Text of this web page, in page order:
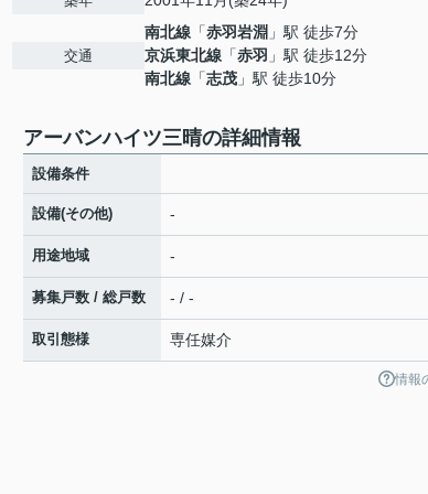
交通
南北線 「赤羽岩淵 」駅 徒歩7分
京浜東北線 「赤羽 」駅 徒歩12分
南北線 「志茂 」駅 徒歩10分
アーバンハイツ三晴の詳細情報
設備条件
設備(その他) -
用途地域 -
募集戸数 / 総戸数 - / -
取引態様 専任媒介
情報